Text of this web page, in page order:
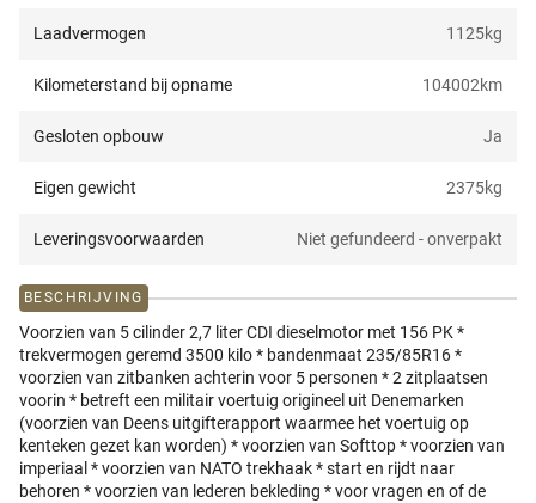
Laadvermogen 1125kg
Kilometerstand bij opname 104002km
Gesloten opbouw Ja
Eigen gewicht 2375kg
Leveringsvoorwaarden Niet gefundeerd - onverpakt
BESCHRIJVING
Voorzien van 5 cilinder 2,7 liter CDI dieselmotor met 156 PK *
trekvermogen geremd 3500 kilo * bandenmaat 235/85R16 *
voorzien van zitbanken achterin voor 5 personen * 2 zitplaatsen
voorin * betreft een militair voertuig origineel uit Denemarken
(voorzien van Deens uitgifterapport waarmee het voertuig op
kenteken gezet kan worden) * voorzien van Softtop * voorzien van
imperiaal * voorzien van NATO trekhaak * start en rijdt naar
behoren * voorzien van lederen bekleding * voor vragen en of de